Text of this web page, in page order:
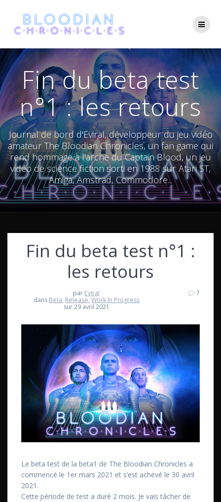
to
content
Fin du beta test
n°1 : les retours
Journal de bord d'Eviral, développeur du jeu vidéo
amateur The Bloodian Chronicles, un fan game qui
rend hommage à l'arche du Captain Blood, un jeu
vidéo de science fiction sorti en 1988 sur Atari ST,
Amiga, Amstrad, Commodore...
Fin du beta test n°1 :
les retours
par Eviral
dans Beta, Release,Work In Progress
sur 29 avril 2021
7
Le beta test de la beta1 de The Bloodian Chronicles a
commencé le 1er mars 2021 et s’est achevé le 30 avril
2021.
Cette période de test a duré 2 mois. Je vais tâcher de